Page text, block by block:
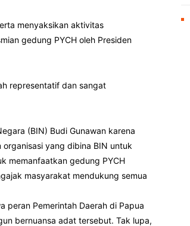
menyaksikan aktivitas
gedung PYCH oleh Presiden
representatif dan sangat
(BIN) Budi Gunawan karena
yang dibina BIN untuk
memanfaatkan gedung PYCH
masyarakat mendukung semua
peran Pemerintah Daerah di Papua
bernuansa adat tersebut. Tak lupa,